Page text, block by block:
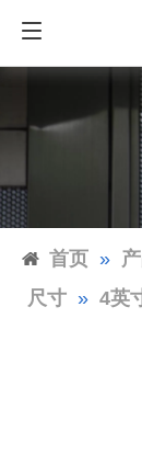
首页 »
尺寸 » 4英